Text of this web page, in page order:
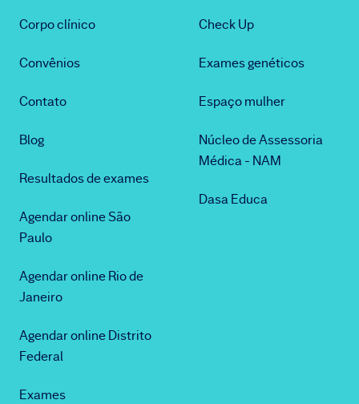
Corpo clínico
Convênios
Contato
Blog
Resultados de exames
Agendar online São
Paulo
Agendar online Rio de
Janeiro
Agendar online Distrito
Federal
Exames
Check Up
Exames genéticos
Espaço mulher
Núcleo de Assessoria
Médica - NAM
Dasa Educa